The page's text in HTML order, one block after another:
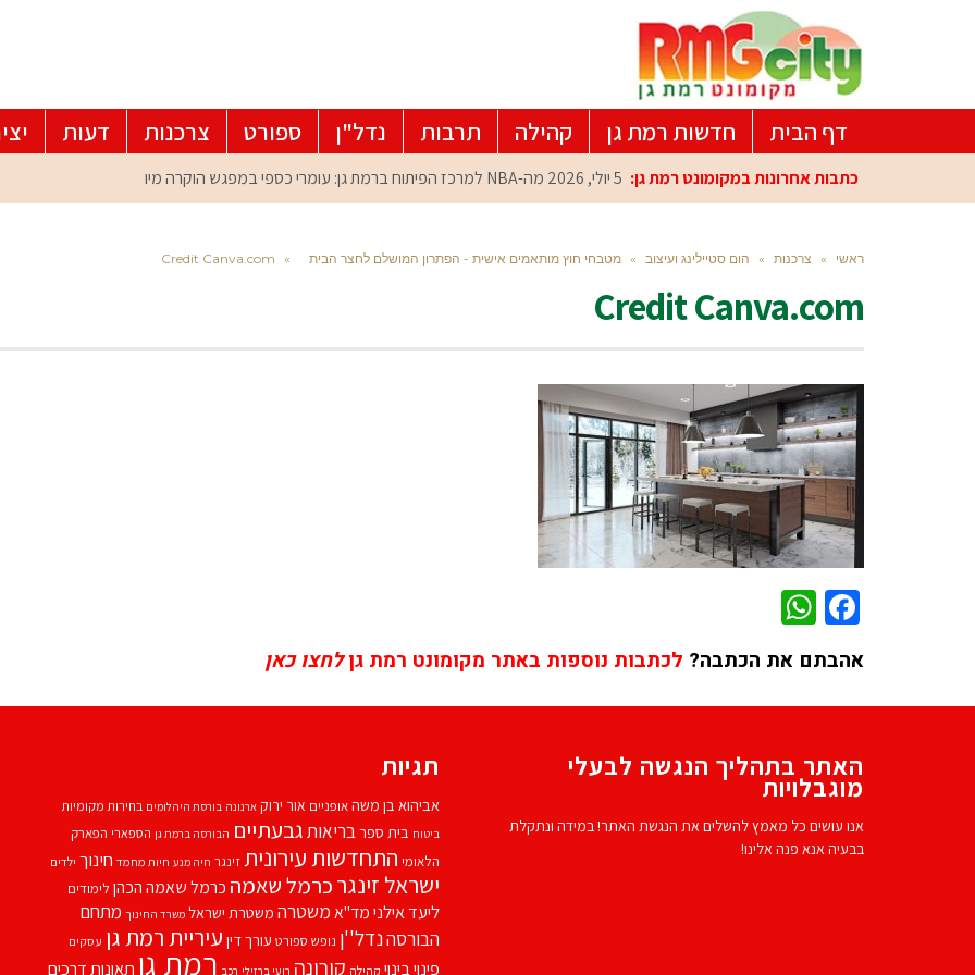
דף הבית חדשות רמת גן קהילה תרבות נדל"ן ספורט צרכנות דעות
כתבות אחרונות במקומונט רמת גן: 5 יולי, 2026 מה-NBA למרכז הפיתוח ברמת גן: עומרי כספי במפגש הוקרה מיוחד
ראשי » צרכנות » הום סטיילינג ועיצוב » מטבחי חוץ מותאמים אישית - הפתרון המושלם לחצר הבית »
Credit Canva.com
Credit Canva.com
Facebook
אהבתם את הכתבה? לכתבות נוספות באתר מקומונט רמת גןלחצו כאן
האתר בתהליך הנגשה לבעלי
מוגבלויות
אנו עושים כל מאמץ להשלים את הנגשת האתר! במידה ונתקלת
בבעיה אנא פנה אלינו!
תגיות
אביהוא בן משהאופניים אור ירוק ארנונה בורסת היהלומים בחירות מקומיות
ביטוח בית ספרבריאותגבעתיים הבורסה ברמת גן הספארי הפארק
הלאומי התחדשות עירוניתזינגר חיה מנע חיות מחמד חינוך ילדים
ישראל זינגרכרמל שאמה כרמל שאמה הכהן לימודים
ליעד אילנימד''אמשטרה משטרת ישראל משרד החינוך מתחם
הבורסהנדל''ן נופש ספורט עורך דין עיריית רמת גן עסקים
פינוי בינוי קהילה קורונה רועי ברזילי רכב רמת גן תאונות דרכים